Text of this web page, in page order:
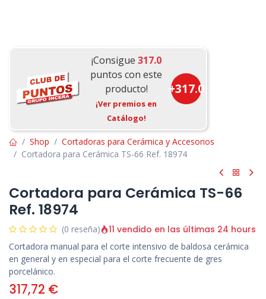
¡Consigue 317.0
puntos con este
producto!
¡Ver premios en
Catálogo!
+317.0
Shop
Cortadoras para Cerámica y Accesorios
Cortadora para Cerámica TS-66 Ref. 18974
Cortadora para Cerámica TS-66
Ref. 18974
(0 reseña) 11 vendido en las últimas 24 hours
Cortadora manual para el corte intensivo de baldosa cerámica
en general y en especial para el corte frecuente de gres
porcelánico.
317,72 €